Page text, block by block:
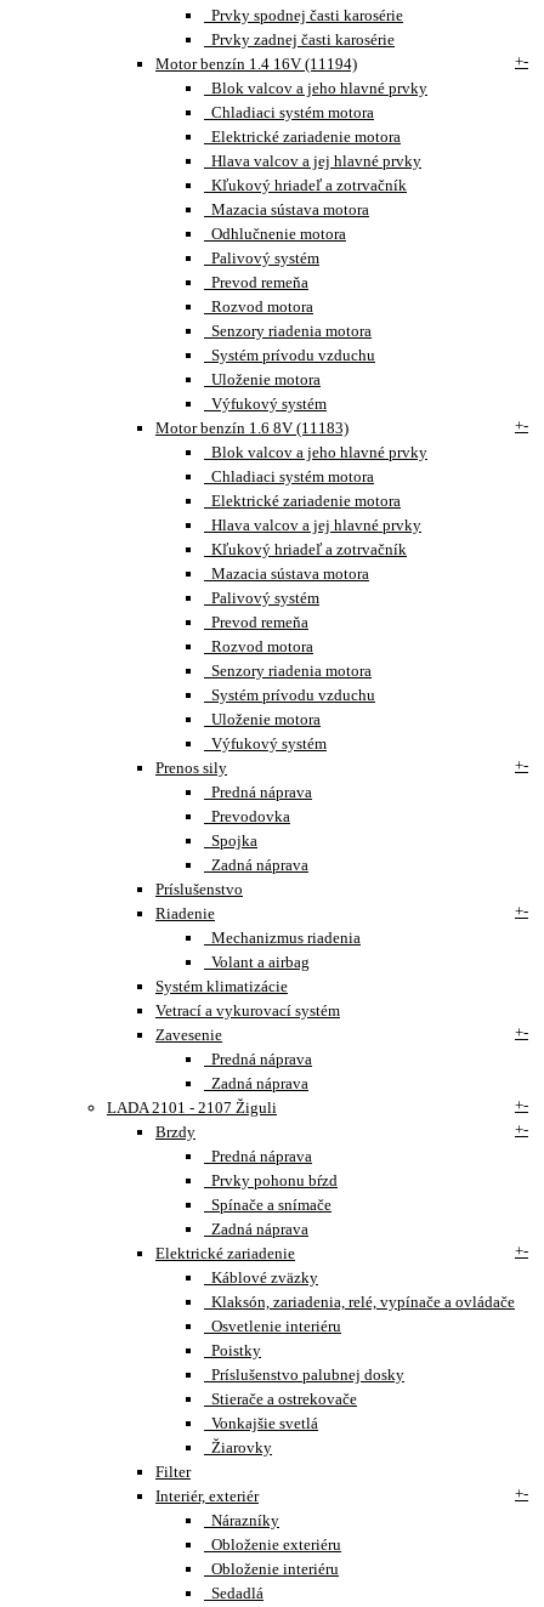
Prvky spodnej časti karosérie
Prvky zadnej časti karosérie
Motor benzín 1.4 16V (11194)
+-
Blok valcov a jeho hlavné prvky
Chladiaci systém motora
Elektrické zariadenie motora
Hlava valcov a jej hlavné prvky
Kľukový hriadeľ a zotrvačník
Mazacia sústava motora
Odhlučnenie motora
Palivový systém
Prevod remeňa
Rozvod motora
Senzory riadenia motora
Systém prívodu vzduchu
Uloženie motora
Výfukový systém
Motor benzín 1.6 8V (11183)
+-
Blok valcov a jeho hlavné prvky
Chladiaci systém motora
Elektrické zariadenie motora
Hlava valcov a jej hlavné prvky
Kľukový hriadeľ a zotrvačník
Mazacia sústava motora
Palivový systém
Prevod remeňa
Rozvod motora
Senzory riadenia motora
Systém prívodu vzduchu
Uloženie motora
Výfukový systém
Prenos sily
+-
Predná náprava
Prevodovka
Spojka
Zadná náprava
Príslušenstvo
Riadenie
+-
Mechanizmus riadenia
Volant a airbag
Systém klimatizácie
Vetrací a vykurovací systém
Zavesenie
+-
Predná náprava
Zadná náprava
LADA 2101 - 2107 Žiguli
+-
Brzdy
+-
Predná náprava
Prvky pohonu bŕzd
Spínače a snímače
Zadná náprava
Elektrické zariadenie
+-
Káblové zväzky
Klaksón, zariadenia, relé, vypínače a ovládače
Osvetlenie interiéru
Poistky
Príslušenstvo palubnej dosky
Stierače a ostrekovače
Vonkajšie svetlá
Žiarovky
Filter
Interiér, exteriér
+-
Nárazníky
Obloženie exteriéru
Obloženie interiéru
Sedadlá